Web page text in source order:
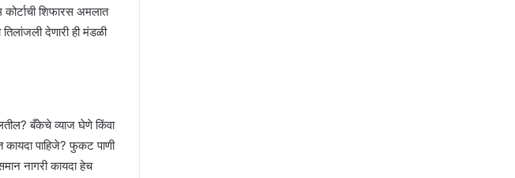
शिफारस अमलात
देणारी ही मंडळी
बँकेचे व्याज घेणे किंवा
पाहिजे? फुकट पाणी
नागरी कायदा हेच